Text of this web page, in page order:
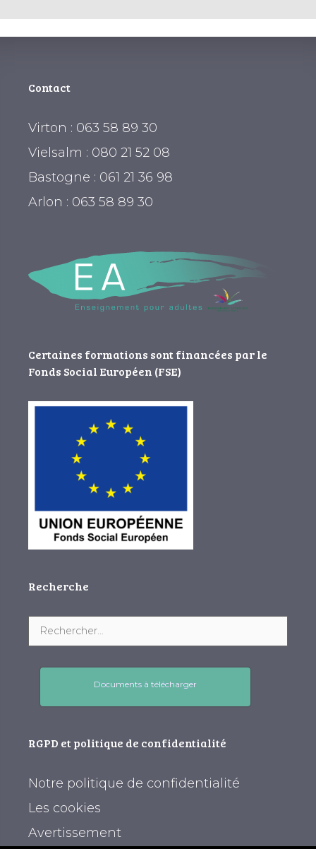
Contact
Virton : 063 58 89 30
Vielsalm : 080 21 52 08
Bastogne : 061 21 36 98
Arlon : 063 58 89 30
Certaines formations sont financées par le
Fonds Social Européen (FSE)
Recherche
Documents à télécharger
RGPD et politique de confidentialité
Notre politique de confidentialité
Les cookies
Avertissement